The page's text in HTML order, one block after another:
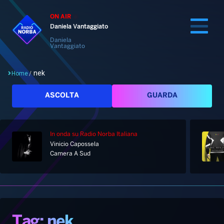
ON AIR
Daniela Vantaggiato
Daniela
Vantaggiato
Home
Palinsesto
Notizie
Home/ nek
ASCOLTA GUARDA
In onda su Radio Norba Italiana
Vinicio Capossela
Camera A Sud